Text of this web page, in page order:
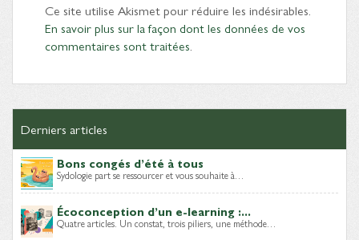
Ce site utilise Akismet pour réduire les indésirables.
En savoir plus sur la façon dont les données de vos
commentaires sont traitées.
Derniers articles
Bons congés d’été à tous
Sydologie part se ressourcer et vous souhaite à…
Écoconception d’un e-learning :...
Quatre articles. Un constat, trois piliers, une méthode…